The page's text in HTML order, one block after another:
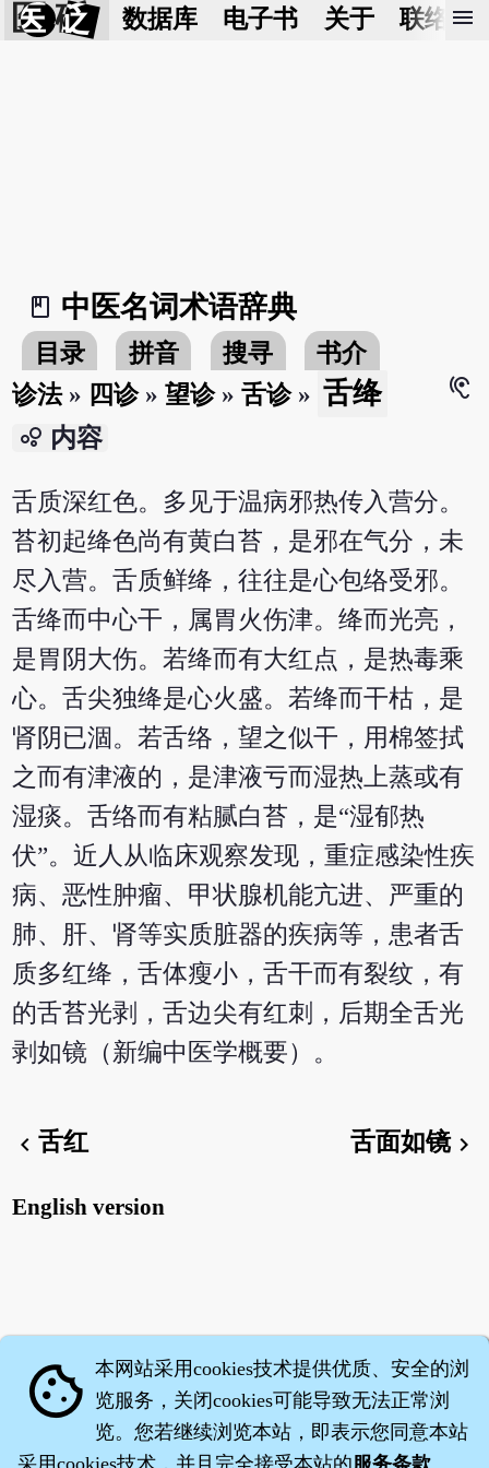
医 砭 数据库 电子书 关于 联络我
menu
book_2
中医名词术语辞典
目录 拼音 搜寻
书介
诊法» 四诊»望诊»舌诊» 舌绛
hearing
bubble_chart 内容
舌质深红色。多见于温病邪热传入营分。
苔初起绛色尚有黄白苔，是邪在气分，未
尽入营。舌质鲜绛，往往是心包络受邪。
舌绛而中心干，属胃火伤津。绛而光亮，
是胃阴大伤。若绛而有大红点，是热毒乘
心。舌尖独绛是心火盛。若绛而干枯，是
肾阴已涸。若舌络，望之似干，用棉签拭
之而有津液的，是津液亏而湿热上蒸或有
湿痰。舌络而有粘腻白苔，是“湿郁热
伏”。近人从临床观察发现，重症感染性疾
病、恶性肿瘤、甲状腺机能亢进、严重的
肺、肝、肾等实质脏器的疾病等，患者舌
质多红绛，舌体瘦小，舌干而有裂纹，有
的舌苔光剥，舌边尖有红刺，后期全舌光
剥如镜（新编中医学概要）。
chevron_left舌红 舌面如镜chevron_right
English version
cookie 本网站采用cookies技术提供优质、安全的浏
览服务，关闭cookies可能导致无法正常浏
览。您若继续浏览本站，即表示您同意本站
采用cookies技术，并且完全接受本站的服务条款